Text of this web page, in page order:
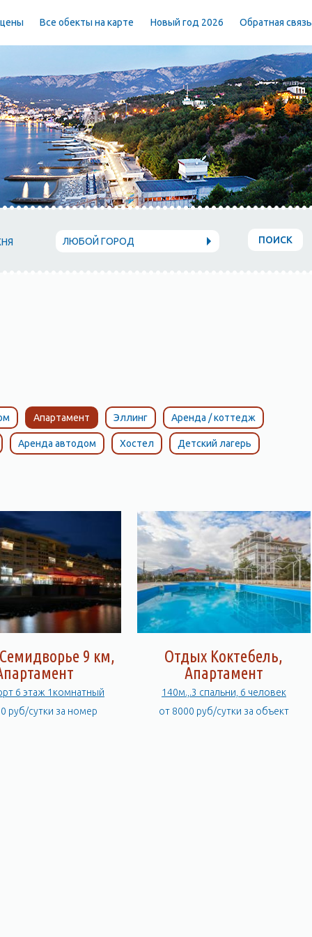
Все обекты на карте Новый год 2026 Обратная связь
ЛЮБОЙ ГОРОД ПОИСК
Апартамент Эллинг Аренда / коттедж
Аренда автодом Хостел Детский лагерь
9 км,
6 этаж 1комнатный
руб/сутки за номер
Отдых Коктебель,
Апартамент
140м.,.3 спальни, 6 человек
от 8000 руб/сутки за объект